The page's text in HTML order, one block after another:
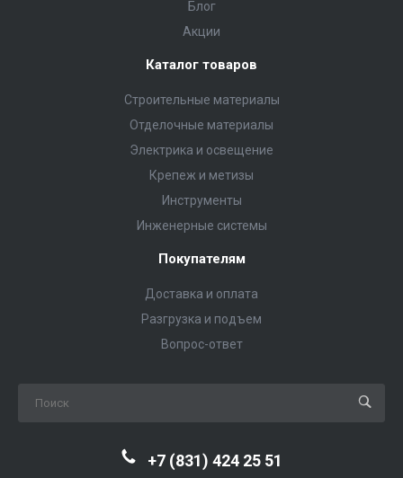
Блог
Акции
Каталог товаров
Строительные материалы
Отделочные материалы
Электрика и освещение
Крепеж и метизы
Инструменты
Инженерные системы
Покупателям
Доставка и оплата
Разгрузка и подъем
Вопрос-ответ
+7 (831) 424 25 51